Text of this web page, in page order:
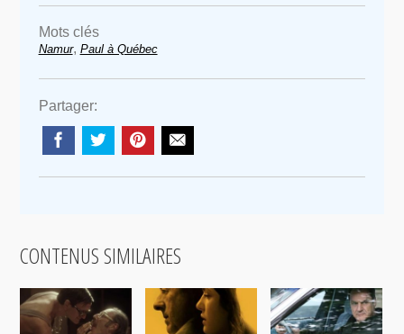
Mots clés
Namur, Paul à Québec
Partager:
CONTENUS SIMILAIRES